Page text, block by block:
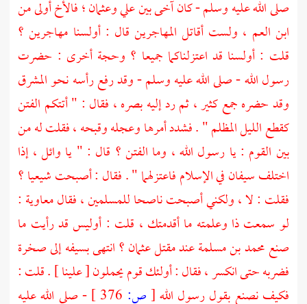
صلى الله عليه وسلم - كان آخى بينعليوعثمان؛ فالأخ أولى من
ابن العم ، ولست أقاتل المهاجرين قال : أولسنا مهاجرين ؟
قلت : أولسنا قد اعتزلناكما جميعا ؟ وحجة أخرى : حضرت
رسول الله - صلى الله عليه وسلم - وقد رفع رأسه نحو المشرق
وقد حضره جمع كثير ، ثم رد إليه بصره ، فقال : " أتتكم الفتن
كقطع الليل المظلم " . فشدد أمرها وعجله وقبحه ، فقلت له من
بين القوم : يا رسول الله ، وما الفتن ؟ قال : " يا وائل، إذا
اختلف سيفان في الإسلام فاعتزلهما " . فقال : أصبحت شيعيا ؟
فقلت : لا ، ولكني أصبحت ناصحا للمسلمين ، فقالمعاوية :
لو سمعت ذا وعلمته ما أقدمتك ، قلت : أوليس قد رأيت ما
صنعمحمد بن مسلمةعند مقتلعثمان؟ انتهى بسيفه إلى صخرة
فضربه حتى انكسر ، فقال : أولئك قوم يحملون [ علينا ] . قلت :
فكيف نصنع بقول رسول الله[ص:
- صلى الله عليه